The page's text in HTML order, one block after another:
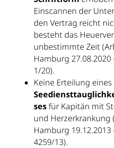
Einscannen der
den Vertrag reicht
besteht das
unbestimmte Zeit
Hamburg 27.08.2020
1/20).
Keine Erteilung eines
sesfür Kapitän mit
und Herzerkrankung
Hamburg 19.12.2013
4259/13).